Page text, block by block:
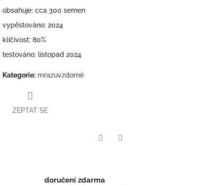
obsahuje: cca 300 semen
vypěstováno: 2024
klíčivost: 80%
testováno: listopad 2024
Kategorie: mrazuvzdorné
ZEPTAT SE
doručení zdarma